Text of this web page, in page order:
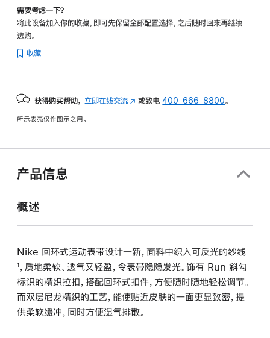
需要考虑一下？
将此设备加入你的收藏，即可先保留全部配置选择，之后随时回来再继续
选购。
收藏
获得购买帮助， 立即在线交流 (在
中
或致电400-666-8800 。
所示表壳仅作图示之用。
产品信息
概述
Nike 回环式运动表带设计一新，面料中织入可反光的纱线
¹，质地柔软、透气又轻盈，令表带隐隐发光。饰有 Run 斜勾
标识的精织拉扣，搭配回环式扣件，方便随时随地轻松调节。
而双层尼龙精织的工艺，能使贴近皮肤的一面更显致密，提
供柔软缓冲，同时方便湿气排散。